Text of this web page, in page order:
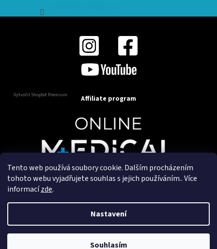
Tento web používá soubory cookie. Dalším procházením
tohoto webu vyjadřujete souhlas s jejich používáním.. Více
informacízde.
Nastavení
Souhlasím
Vytvořil Shoptet Premium Affiliate program
Copyright 2025OnlineMedical.cz. Všechna práva
Vytvořil a marketingově zajišťuje